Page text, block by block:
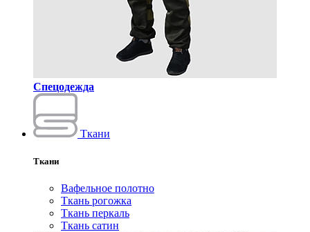
Спецодежда
Ткани
Ткани
Вафельное полотно
Ткань рогожка
Ткань перкаль
Ткань сатин